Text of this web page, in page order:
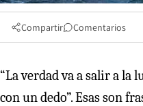
Compartir Comentarios
“La verdad va a salir a la
con un dedo”. Esas son